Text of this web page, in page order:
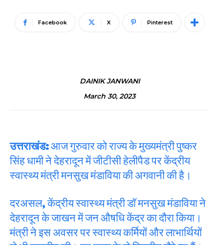
Facebook X Pinterest
DAINIK JANWANI
March 30, 2023
उत्तराखंड:आज गुरुवार को राज्य के मुख्यमंत्री पुष्कर
सिंह धामी ने देहरादून में जीटीसी हेलीपैड पर केंद्रीय
स्वास्थ्य मंत्री मनसुख मंडाविया की अगवानी की है।
दरअसल, केंद्रीय स्वास्थ्य मंत्री डॉ मनसुख मंडाविया ने
देहरादून के जाखन में जन औषधि केंद्र का दौरा किया।
मंत्री ने इस अवसर पर स्वास्थ्य कर्मियों और लाभार्थियों